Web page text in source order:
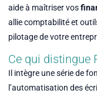
aide à maîtriser vos
allie comptabilité et
pilotage de votre
Ce qui distingue
Il intègre une série de
l’automatisation des